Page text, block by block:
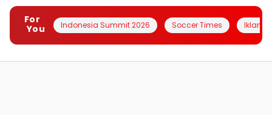
For
You
Indonesia Summit 2026 Soccer Times Iklanin